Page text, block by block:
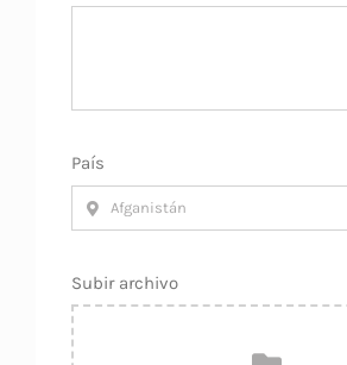
País
Subir archivo